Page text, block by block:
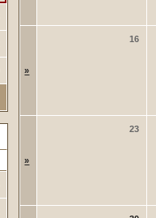
»
16
»
23